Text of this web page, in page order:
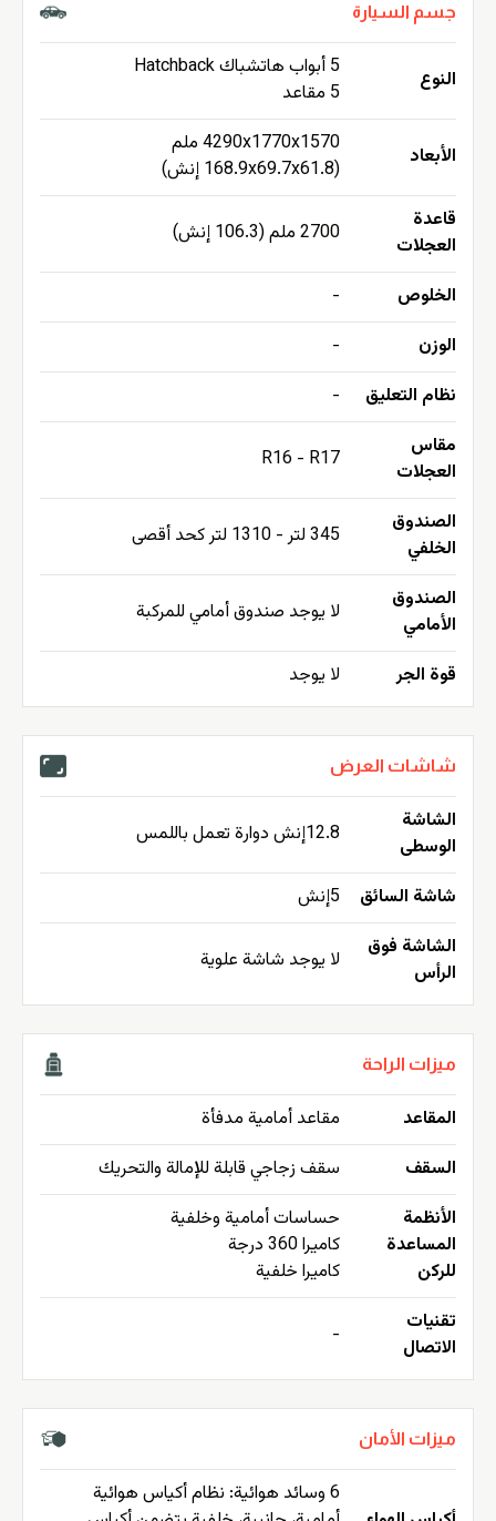
جسم السيارة
النوع
5 أبواب هاتشباك Hatchback
5 مقاعد
الأبعاد
4290x1770x1570 ملم
(168.9x69.7x61.8 إنش)
قاعدة
العجلات
2700 ملم (106.3 إنش)
الخلوص
-
الوزن
-
نظام التعليق
-
مقاس
العجلات
R16 - R17
الصندوق
الخلفي
345 لتر - 1310 لتر كحد أقصى
الصندوق
الأمامي
لا يوجد صندوق أمامي للمركبة
قوة الجر لا يوجد
شاشات العرض
الشاشة
الوسطى
12.8إنش دوارة تعمل باللمس
شاشة السائق
5إنش
الشاشة فوق
الرأس
لا يوجد شاشة علوية
ميزات الراحة
المقاعد
مقاعد أمامية مدفأة
السقف
سقف زجاجي قابلة للإمالة والتحريك
الأنظمة
المساعدة
للركن
حساسات أمامية وخلفية
كاميرا 360 درجة
كاميرا خلفية
تقنيات
الاتصال
-
ميزات الأمان
6 وسائد هوائية: نظام أكياس هوائية